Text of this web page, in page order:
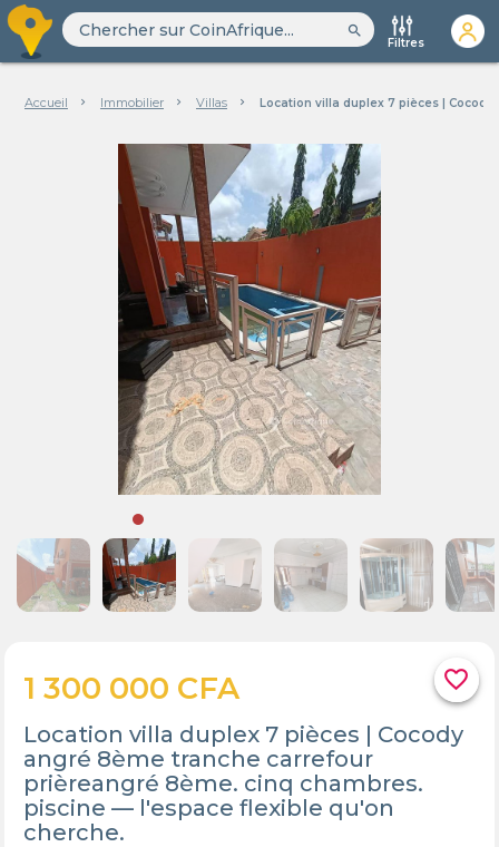
search
Filtres
Accueil Immobilier Villas Location villa duplex 7 pièces |
favorite_border
1 300 000 CFA
Location villa duplex 7 pièces | Cocody
angré 8ème tranche carrefour
prièreangré 8ème. cinq chambres.
piscine — l'espace flexible qu'on
cherche.